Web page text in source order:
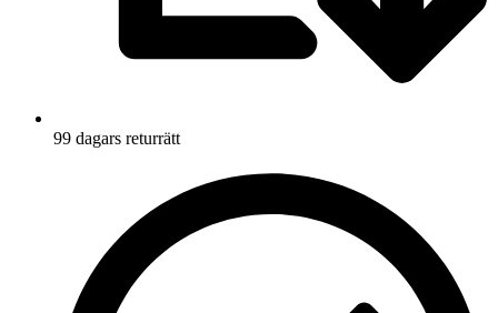
99 dagars returrätt